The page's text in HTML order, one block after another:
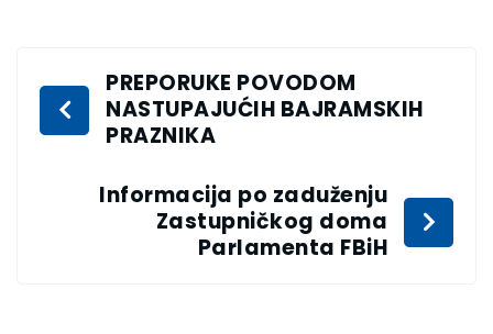
PREPORUKE POVODOM
NASTUPAJUĆIH BAJRAMSKIH
PRAZNIKA
Informacija po zaduženju
Zastupničkog doma
Parlamenta FBiH